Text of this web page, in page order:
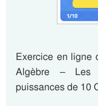
Exercice en ligne
Algèbre – Les
puissances de 10